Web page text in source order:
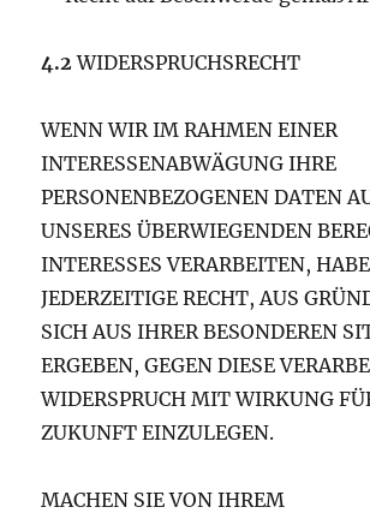
4.2WIDERSPRUCHSRECHT
WENN WIR IM RAHMEN EINER
INTERESSENABWÄGUNG IHRE
PERSONENBEZOGENEN DATEN
UNSERES ÜBERWIEGENDEN
INTERESSES VERARBEITEN,
JEDERZEITIGE RECHT, AUS
SICH AUS IHRER BESONDEREN
ERGEBEN, GEGEN DIESE
WIDERSPRUCH MIT WIRKUNG
ZUKUNFT EINZULEGEN.
MACHEN SIE VON IHREM